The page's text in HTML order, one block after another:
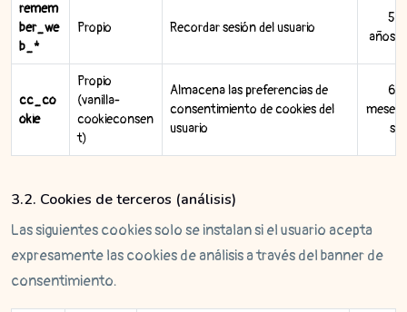
remem
ber_we
b_*
Propio Recordar sesión del usuario
5
años
cc_co
okie
Propio
(vanilla-
cookieconsen
t)
Almacena las preferencias de
consentimiento de cookies del
usuario
6
mese
s
3.2. Cookies de terceros (análisis)
Las siguientes cookies solo se instalan si el usuario acepta
expresamente las cookies de análisis a través del banner de
consentimiento.